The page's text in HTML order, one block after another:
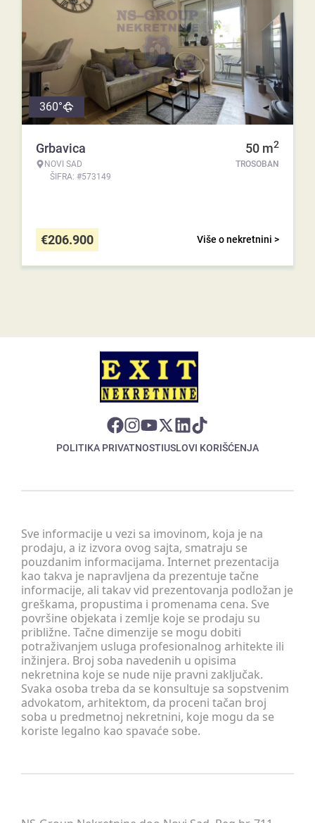
360°
Grbavica
NOVI SAD
ŠIFRA: #573149
50 m2
TROSOBAN
Više o nekretnini >
€206.900
POLITIKA PRIVATNOSTIUSLOVI KORIŠĆENJA
Sve informacije u vezi sa imovinom, koja je na
prodaju, a iz izvora ovog sajta, smatraju se
pouzdanim informacijama. Internet prezentacija
kao takva je napravljena da prezentuje tačne
informacije, ali takav vid prezentovanja podložan je
greškama, propustima i promenama cena. Sve
površine objekata i zemlje koje se prodaju su
približne. Tačne dimenzije se mogu dobiti
potraživanjem usluga profesionalnog arhitekte ili
inžinjera. Broj soba navedenih u opisima
nekretnina koje se nude nije pravni zaključak.
Svaka osoba treba da se konsultuje sa sopstvenim
advokatom, arhitektom, da proceni tačan broj
soba u predmetnoj nekretnini, koje mogu da se
koriste legalno kao spavaće sobe.